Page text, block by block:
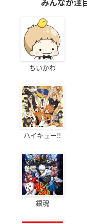
みんなが注
ちいかわ
ハイキュー!!
銀魂